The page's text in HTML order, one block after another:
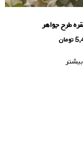
طرح جواهر
تومان